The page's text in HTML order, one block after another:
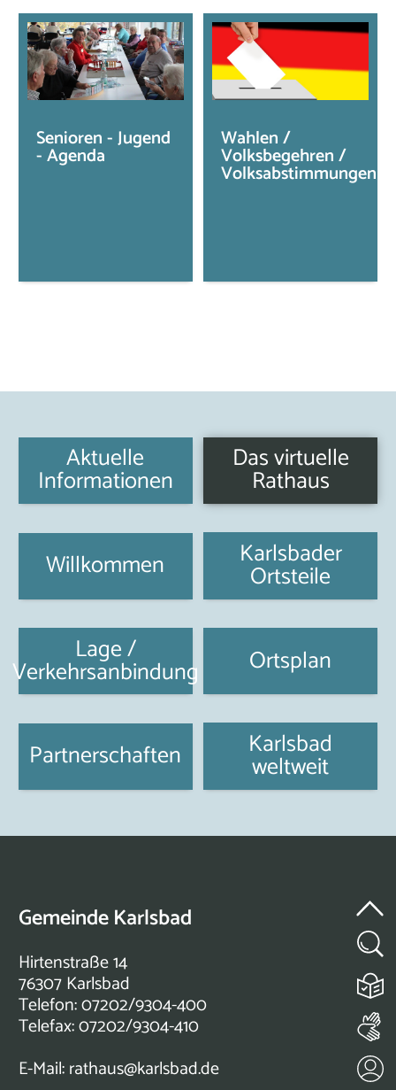
Senioren - Jugend
- Agenda
Wahlen /
Volksbegehren /
Volksabstimmungen
Aktuelle
Informationen
Das virtuelle
Rathaus
Willkommen Karlsbader
Ortsteile
Lage /
Verkehrsanbindung Ortsplan
Partnerschaften Karlsbad
weltweit
Gemeinde Karlsbad
Hirtenstraße 14
76307 Karlsbad
Telefon: 07202/9304-400
Telefax: 07202/9304-410
E-Mail:rathaus@karlsbad.de